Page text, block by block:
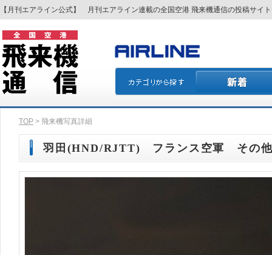
【月刊エアライン公式】 月刊エアライン連載の全国空港 飛来機通信の投稿サイ
TOP > 飛来機写真詳細
羽田(HND/RJTT) フランス空軍 その